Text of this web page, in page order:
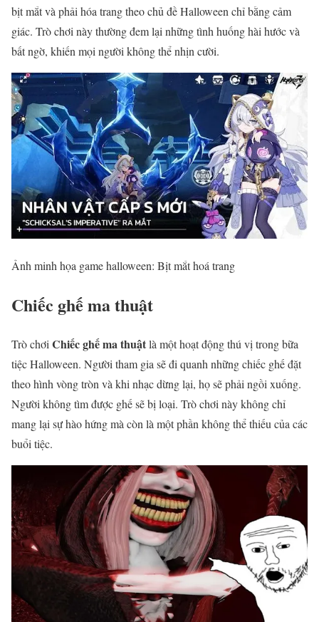
bịt mắt và phải hóa trang theo chủ đề Halloween chỉ bằng cảm
giác. Trò chơi này thường đem lại những tình huống hài hước và
bất ngờ, khiến mọi người không thể nhịn cười.
Ảnh minh họa game halloween: Bịt mắt hoá trang
Chiếc ghế ma thuật
Trò chơi Chiếc ghế ma thuậtlà một hoạt động thú vị trong bữa
tiệc Halloween. Người tham gia sẽ đi quanh những chiếc ghế đặt
theo hình vòng tròn và khi nhạc dừng lại, họ sẽ phải ngồi xuống.
Người không tìm được ghế sẽ bị loại. Trò chơi này không chỉ
mang lại sự hào hứng mà còn là một phần không thể thiếu của các
buổi tiệc.